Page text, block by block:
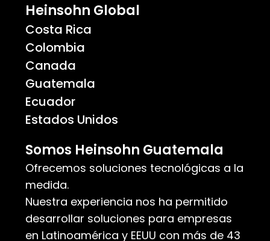
Heinsohn Global
Costa Rica
Colombia
Canada
Guatemala
Ecuador
Estados Unidos
Somos Heinsohn Guatemala
Ofrecemos soluciones tecnológicas a la
medida.
Nuestra experiencia nos ha permitido
desarrollar soluciones para empresas
en Latinoamérica y EEUU con más de 43